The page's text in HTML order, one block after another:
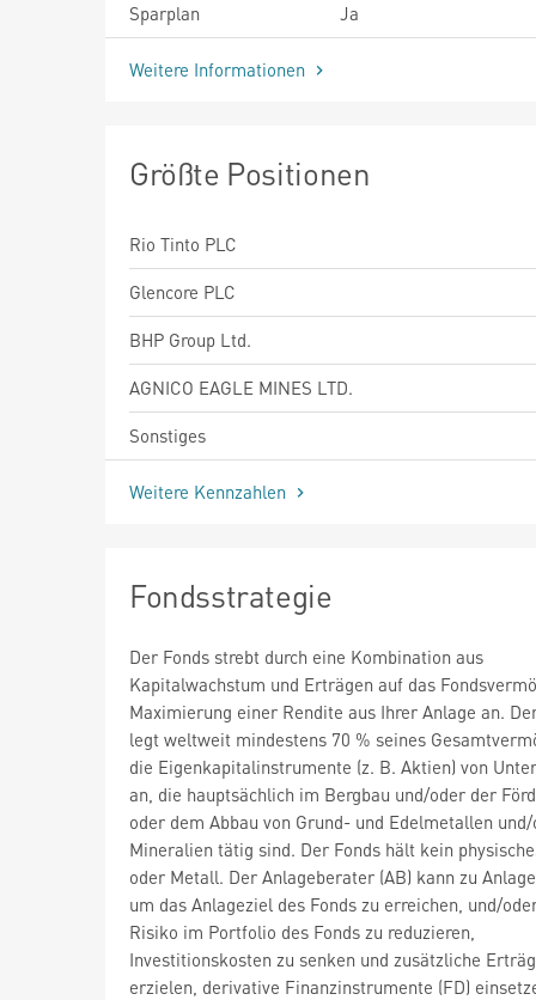
Sparplan
Ja
Weitere Informationen
Größte Positionen
Rio Tinto PLC
Glencore PLC
BHP Group Ltd.
AGNICO EAGLE MINES LTD.
Sonstiges
Weitere Kennzahlen
Fondsstrategie
Der Fonds strebt durch eine Kombination aus
Kapitalwachstum und Erträgen auf das
Maximierung einer Rendite aus Ihrer Anlage an.
legt weltweit mindestens 70 % seines
die Eigenkapitalinstrumente (z. B. Aktien) von
an, die hauptsächlich im Bergbau und/oder der
oder dem Abbau von Grund- und Edelmetallen
Mineralien tätig sind. Der Fonds hält kein
oder Metall. Der Anlageberater (AB) kann zu
um das Anlageziel des Fonds zu erreichen, und/
Risiko im Portfolio des Fonds zu reduzieren,
Investitionskosten zu senken und zusätzliche
erzielen, derivative Finanzinstrumente (FD)